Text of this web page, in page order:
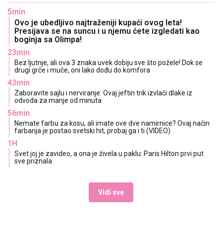
5min
Ovo je ubedljivo najtraženiji kupaći ovog leta!
Presijava se na suncu i u njemu ćete izgledati kao
boginja sa Olimpa!
23min
Bez ljutnje, ali ova 3 znaka uvek dobiju sve što požele! Dok se
drugi grče i muče, oni lako dođu do komfora
43min
Zaboravite sajlu i nerviranje: Ovaj jeftin trik izvlači dlake iz
odvoda za manje od minuta
56min
Nemate farbu za kosu, ali imate ove dve namirnice? Ovaj način
farbanja je postao svetski hit, probaj ga i ti (VIDEO)
1H
Svet joj je zavideo, a ona je živela u paklu: Paris Hilton prvi put
sve priznala
Vidi sve